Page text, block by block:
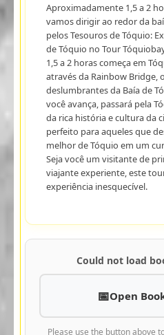
Aproximadamente 1,5 a 2
vamos dirigir ao redor da
pelos Tesouros de Tóquio:
de Tóquio no Tour
1,5 a 2 horas começa em
através da Rainbow Bridge,
deslumbrantes da Baía de
você avança, passará pela
da rica história e cultura da
perfeito para aqueles que
melhor de Tóquio em um
Seja você um visitante de
viajante experiente, este
experiência inesquecível.
Could not load
Open
Please use the button above